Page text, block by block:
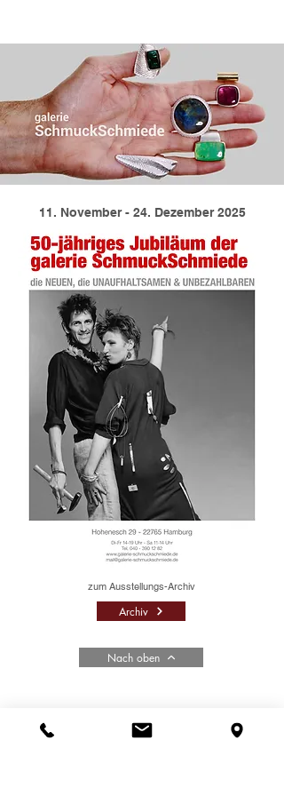
11. November - 24. Dezember 2025
zum Ausstellungs-Archiv
Archiv
Nach oben